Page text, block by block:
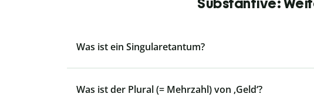
Was ist ein Singularetantum?
Was ist der Plural (= Mehrzahl) von ‚Geld‘?